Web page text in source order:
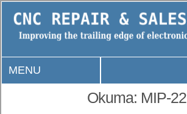
MENU
Okuma: MIP-22